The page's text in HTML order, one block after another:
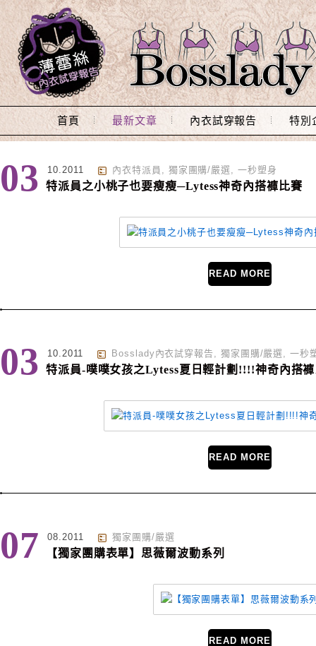
Main Menu
首頁 最新文章 內衣試穿報告 特別
03 10.2011 內衣特派員 , 獨家團購/嚴選, 一秒塑身
特派員之小桃子也要瘦瘦─Lytess神奇內搭褲比賽
READ MORE
03 10.2011 Bosslady內衣試穿報告 , 獨家團購/嚴選,一秒
特派員-噗噗女孩之Lytess夏日輕計劃!!!!神奇內搭
READ MORE
07 08.2011 獨家團購/嚴選
【獨家團購表單】思薇爾波動系列
READ MORE